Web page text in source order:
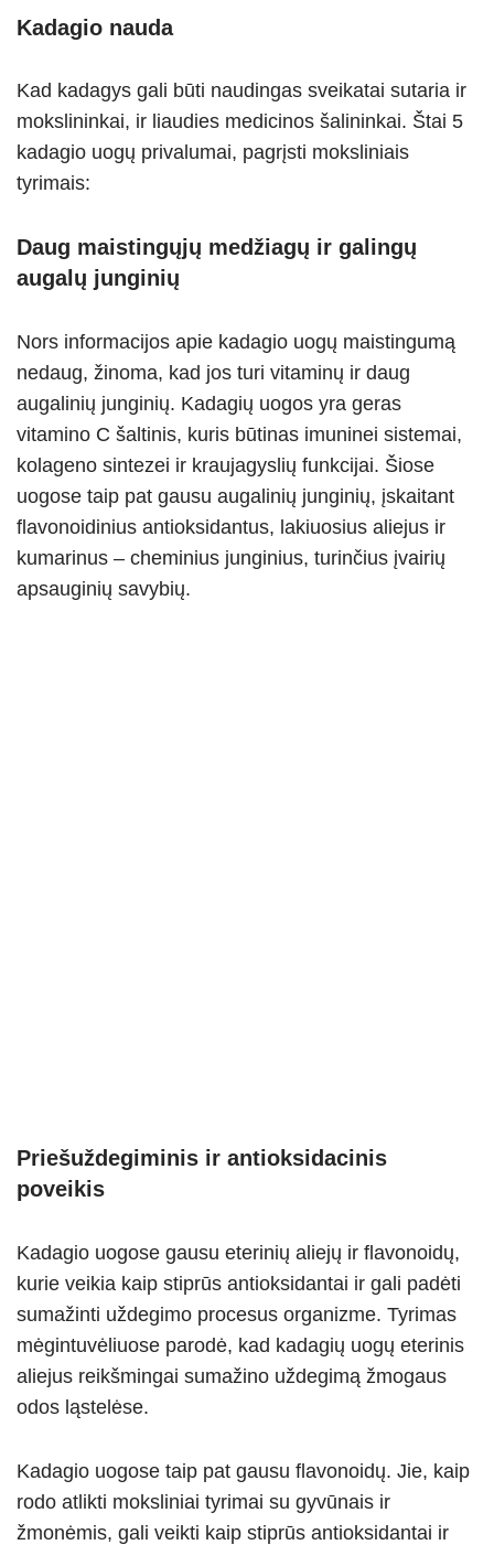
Kadagio nauda
Kad kadagys gali būti naudingas sveikatai sutaria ir
mokslininkai, ir liaudies medicinos šalininkai. Štai 5
kadagio uogų privalumai, pagrįsti moksliniais
tyrimais:
Daug maistingųjų medžiagų ir galingų
augalų junginių
Nors informacijos apie kadagio uogų maistingumą
nedaug, žinoma, kad jos turi vitaminų ir daug
augalinių junginių. Kadagių uogos yra geras
vitamino C šaltinis, kuris būtinas imuninei sistemai,
kolageno sintezei ir kraujagyslių funkcijai. Šiose
uogose taip pat gausu augalinių junginių, įskaitant
flavonoidinius antioksidantus, lakiuosius aliejus ir
kumarinus – cheminius junginius, turinčius įvairių
apsauginių savybių.
Priešuždegiminis ir antioksidacinis
poveikis
Kadagio uogose gausu eterinių aliejų ir flavonoidų,
kurie veikia kaip stiprūs antioksidantai ir gali padėti
sumažinti uždegimo procesus organizme. Tyrimas
mėgintuvėliuose parodė, kad kadagių uogų eterinis
aliejus reikšmingai sumažino uždegimą žmogaus
odos ląstelėse.
Kadagio uogose taip pat gausu flavonoidų. Jie, kaip
rodo atlikti moksliniai tyrimai su gyvūnais ir
žmonėmis, gali veikti kaip stiprūs antioksidantai ir